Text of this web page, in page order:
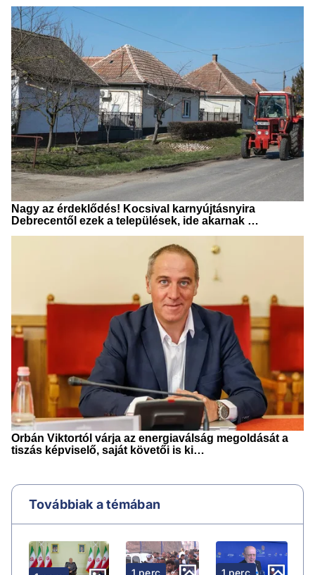
Továbbiak a témában
1 perc